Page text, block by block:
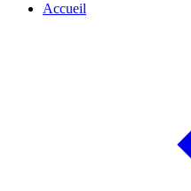
Accueil